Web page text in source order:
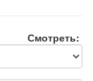
Смотреть: